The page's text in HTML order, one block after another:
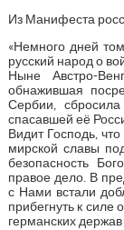
Из Манифеста
«Немного дней
русский народ о
Ныне Австро-
обнажившая
Сербии,
спасавшей её
Видит Господь,
мирской славы
безопасность
правое дело. В
с Нами встали
прибегнуть к силе
германских